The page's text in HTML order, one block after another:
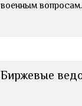
военным вопросам.
Биржевые